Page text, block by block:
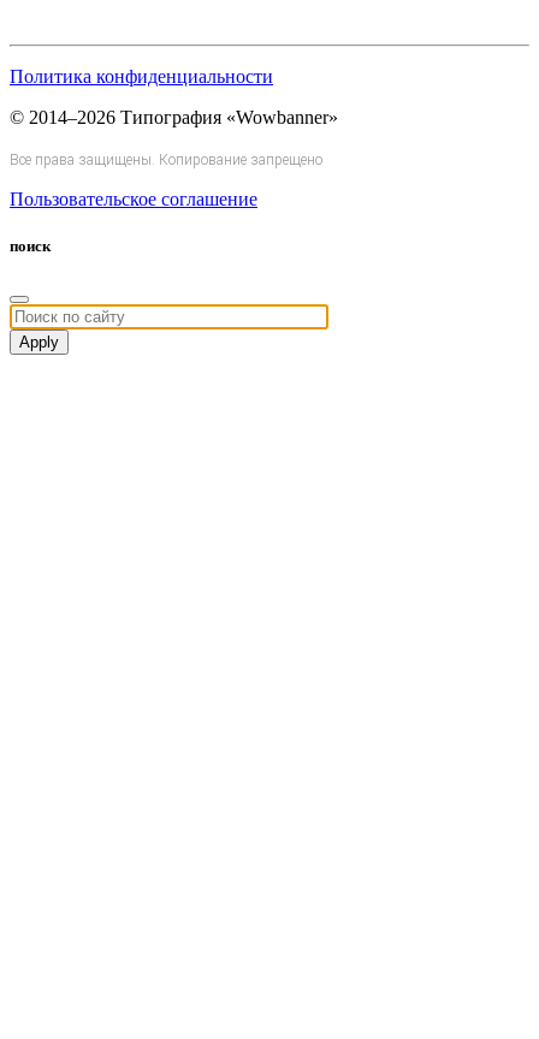
Политика конфиденциальности
© 2014–2026 Типография «Wowbanner»
Все права защищены. Копирование запрещено
Пользовательское соглашение
поиск